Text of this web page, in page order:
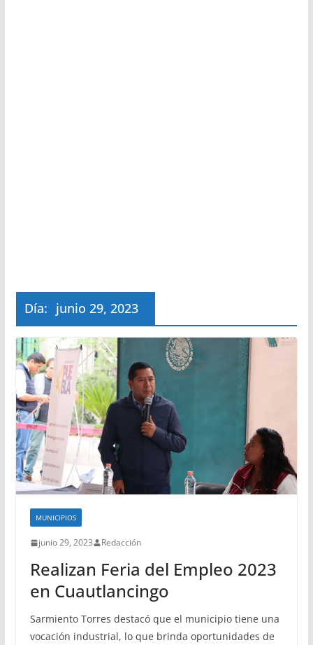
Día: junio 29, 2023
MUNICIPIOS
junio 29, 2023 Redacción
Realizan Feria del Empleo 2023
en Cuautlancingo
Sarmiento Torres destacó que el municipio tiene una
vocación industrial, lo que brinda oportunidades de